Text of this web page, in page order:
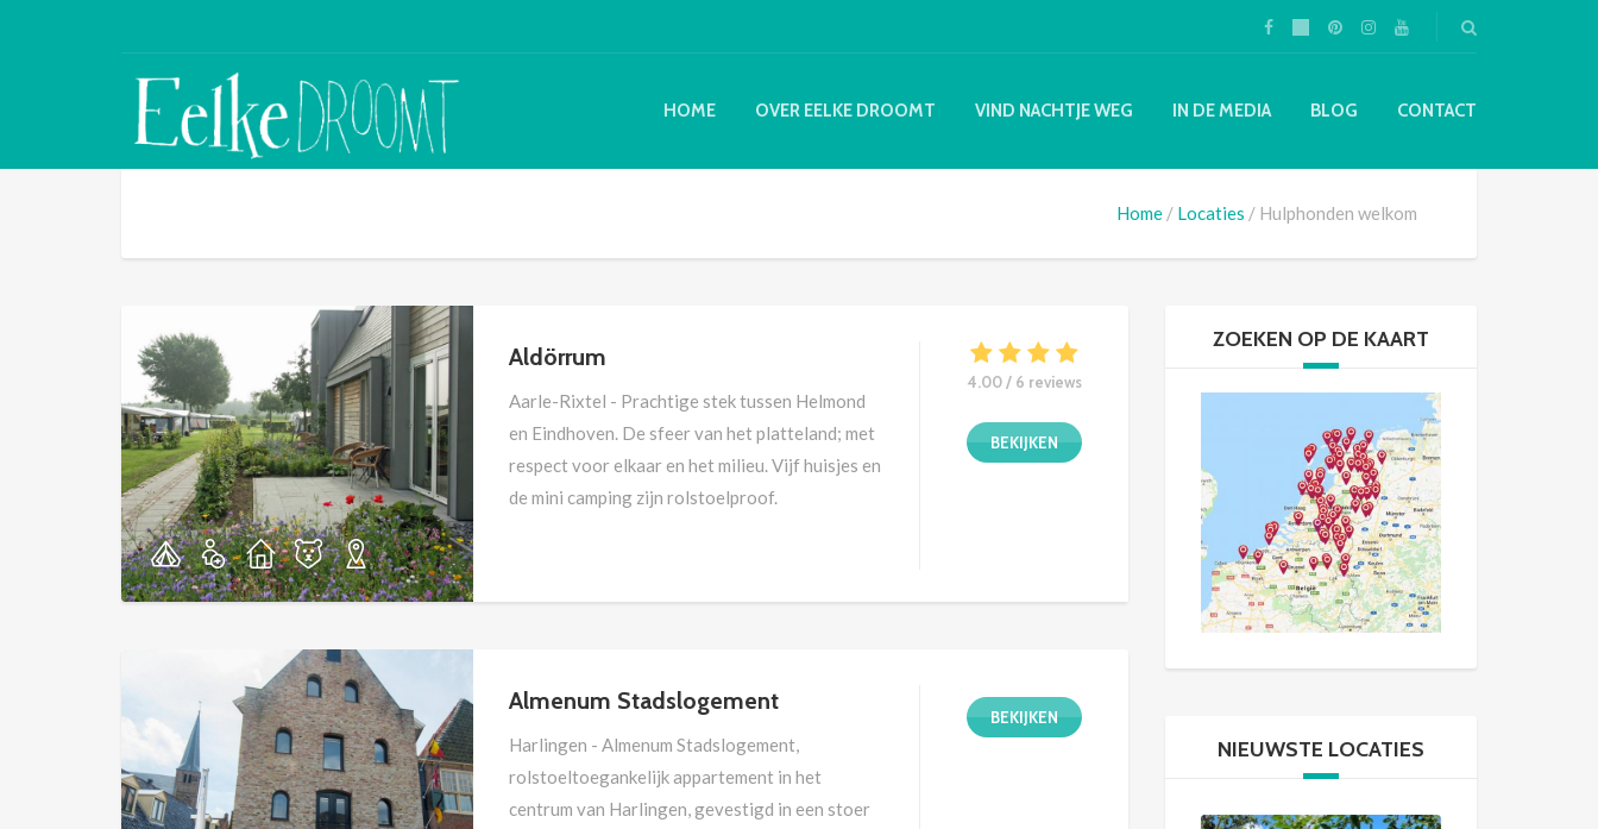
HOME OVER EELKE DROOMT VIND NACHTJE WEG IN DE MEDIA BLOG CONTACT
Home Locaties Hulphonden welkom
Aldörrum
Aarle-Rixtel - Prachtige stek tussen Helmond
en Eindhoven. De sfeer van het platteland; met
respect voor elkaar en het milieu. Vijf huisjes en
de mini camping zijn rolstoelproof.
4.00 / 6 reviews
BEKIJKEN
Almenum Stadslogement
Harlingen - Almenum Stadslogement,
rolstoeltoegankelijk appartement in het
centrum van Harlingen, gevestigd in een stoer
BEKIJKEN
ZOEKEN OP DE KAART
NIEUWSTE LOCATIES